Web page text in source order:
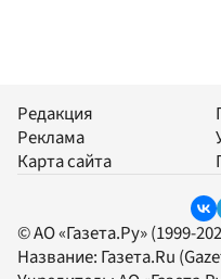
Редакция
Реклама
Карта сайта
© АО «Газета.Ру» (1999-
Название: Газета.Ru